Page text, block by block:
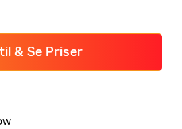
& Se Priser